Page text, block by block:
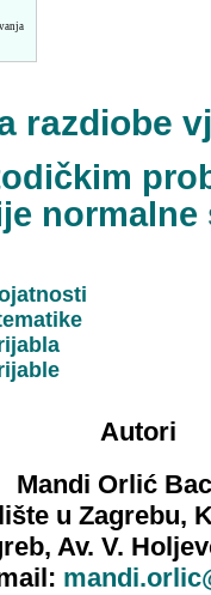
razdiobe
Autori
Mandi Orlić
u Zagrebu,
Av. V.